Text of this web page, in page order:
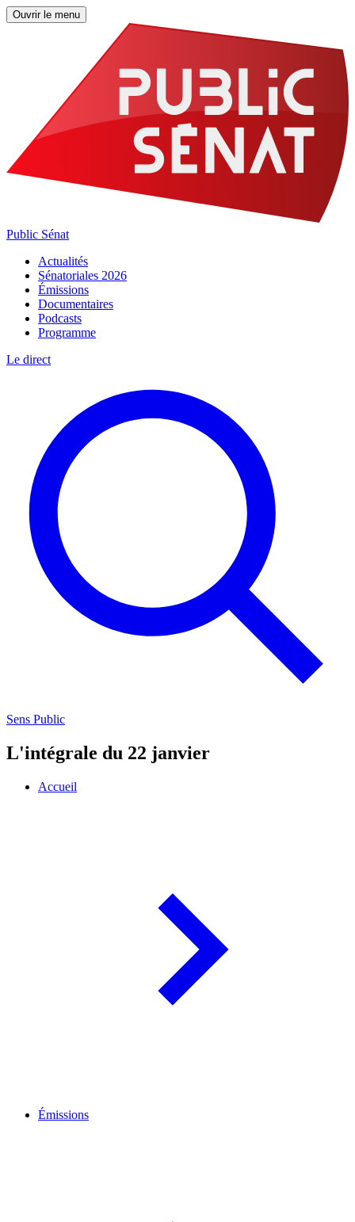
Ouvrir le menu
Public Sénat
Actualités
Sénatoriales 2026
Émissions
Documentaires
Podcasts
Programme
Le direct
Sens Public
L'intégrale du 22 janvier
Accueil
Émissions